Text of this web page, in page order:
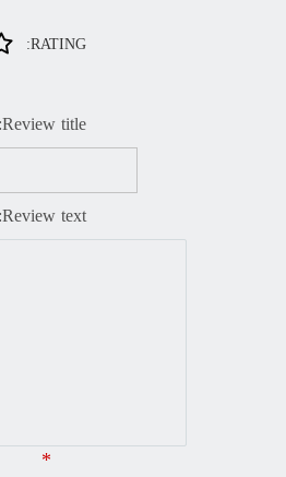
RATING:
Review title:
Review text:
*